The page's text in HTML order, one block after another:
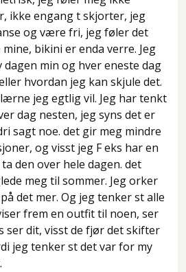
ikke engang t skjorter, jeg
og være fri, jeg føler det
bikini er enda verre. Jeg
dagen min og hver eneste dag
hvordan jeg kan skjule det.
jeg egtlig vil. Jeg har tenkt
dag nesten, jeg syns det er
sagt noe. det gir meg mindre
og visst jeg F eks har en
den over hele dagen. det
meg til sommer. Jeg orker
det mer. Og jeg tenker st alle
frem en outfit til noen, ser
ser dit, visst de fjør det skifter
jeg tenker st det var for my